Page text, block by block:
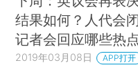
结果如何？人代会
记者会回应哪些热
2019年03月08日 APP打开